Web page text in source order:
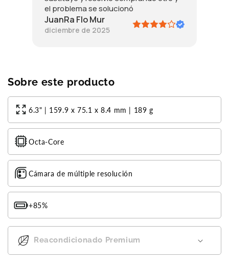
JuanRa Flo Mur
diciembre de 2025
el problema se solucionó
Sobre este producto
6.3" | 159.9 x 75.1 x 8.4 mm | 189 g
Octa-Core
Cámara de múltiple resolución
+85%
Reacondicionado Premium